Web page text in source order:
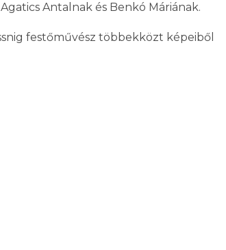
Antalnak és Benkó Máriának.
festőművész többekközt képeiből